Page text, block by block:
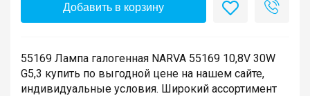
Добавить в корзину
55169 Лампа галогенная NARVA 55169 10,8V 30W
G5,3 купить по выгодной цене на нашем сайте,
индивидуальные условия. Широкий ассортимент